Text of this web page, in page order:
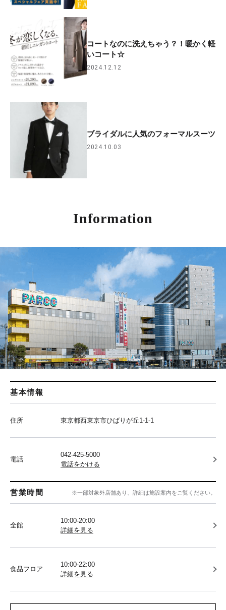
コートなのに洗えちゃう？！暖かく軽
いコート☆
2024.12.12
ブライダルに人気のフォーマルスーツ
2024.10.03
Information
基本情報
住所 東京都西東京市ひばりが丘1-1-1
電話
042-425-5000
電話をかける
営業時間 ※一部対象外店舗あり、詳細は施設案内をご覧ください。
全館
10:00-20:00
詳細を見る
食品フロア
10:00-22:00
詳細を見る